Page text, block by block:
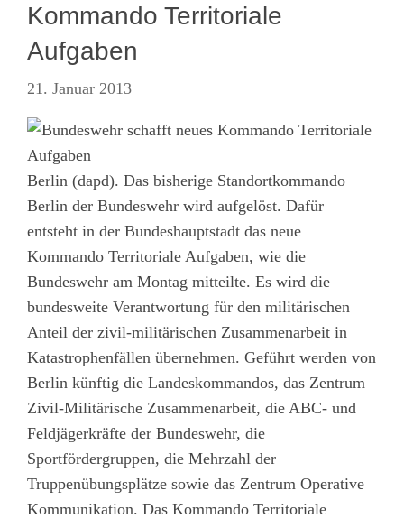
Kommando Territoriale
Aufgaben
21. Januar 2013
Berlin (dapd). Das bisherige Standortkommando
Berlin der Bundeswehr wird aufgelöst. Dafür
entsteht in der Bundeshauptstadt das neue
Kommando Territoriale Aufgaben, wie die
Bundeswehr am Montag mitteilte. Es wird die
bundesweite Verantwortung für den militärischen
Anteil der zivil-militärischen Zusammenarbeit in
Katastrophenfällen übernehmen. Geführt werden von
Berlin künftig die Landeskommandos, das Zentrum
Zivil-Militärische Zusammenarbeit, die ABC- und
Feldjägerkräfte der Bundeswehr, die
Sportfördergruppen, die Mehrzahl der
Truppenübungsplätze sowie das Zentrum Operative
Kommunikation. Das Kommando Territoriale